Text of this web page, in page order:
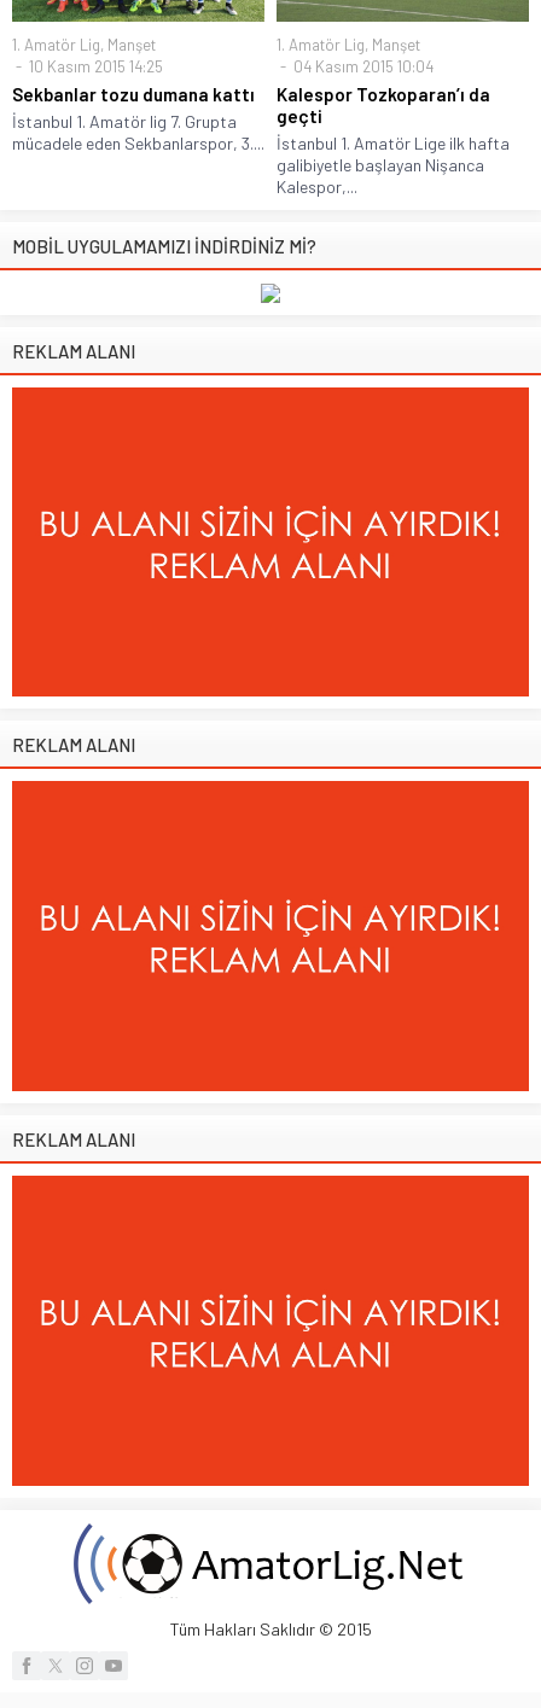
1. Amatör Lig, Manşet
10 Kasım 2015 14:25
Sekbanlar tozu dumana kattı
İstanbul 1. Amatör lig 7. Grupta
mücadele eden Sekbanlarspor, 3....
1. Amatör Lig, Manşet
04 Kasım 2015 10:04
Kalespor Tozkoparan’ı da
geçti
İstanbul 1. Amatör Lige ilk hafta
galibiyetle başlayan Nişanca
Kalespor,...
MOBİL UYGULAMAMIZI İNDİRDİNİZ Mİ?
REKLAM ALANI
REKLAM ALANI
REKLAM ALANI
Tüm Hakları Saklıdır © 2015